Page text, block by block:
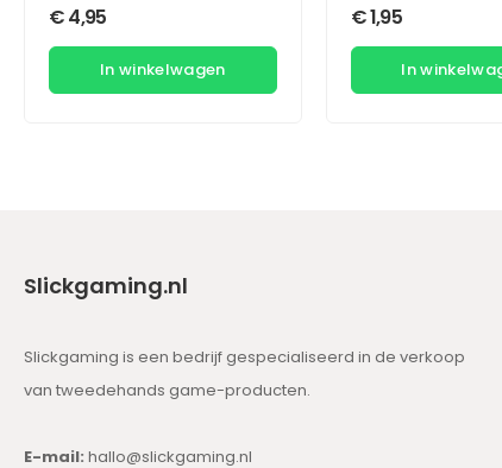
€4,95
In winkelwagen
€1,95
In
Slickgaming.nl
Slickgaming is een bedrijf gespecialiseerd in de verkoop
van tweedehands game-producten.
E-mail: hallo@slickgaming.nl